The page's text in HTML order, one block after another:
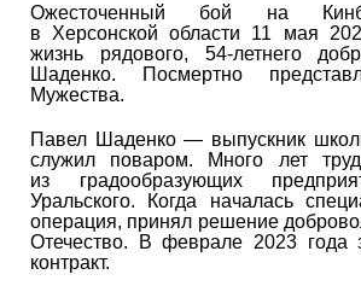
Ожесточенный бой на
в Херсонской области 11 мая
жизнь рядового, 54-летнего
Шаденко. Посмертно
Мужества.
Павел Шаденко — выпускник
служил поваром. Много лет
из градообразующих
Уральского. Когда началась
операция, принял решение
Отечество. В феврале 2023 года
контракт.